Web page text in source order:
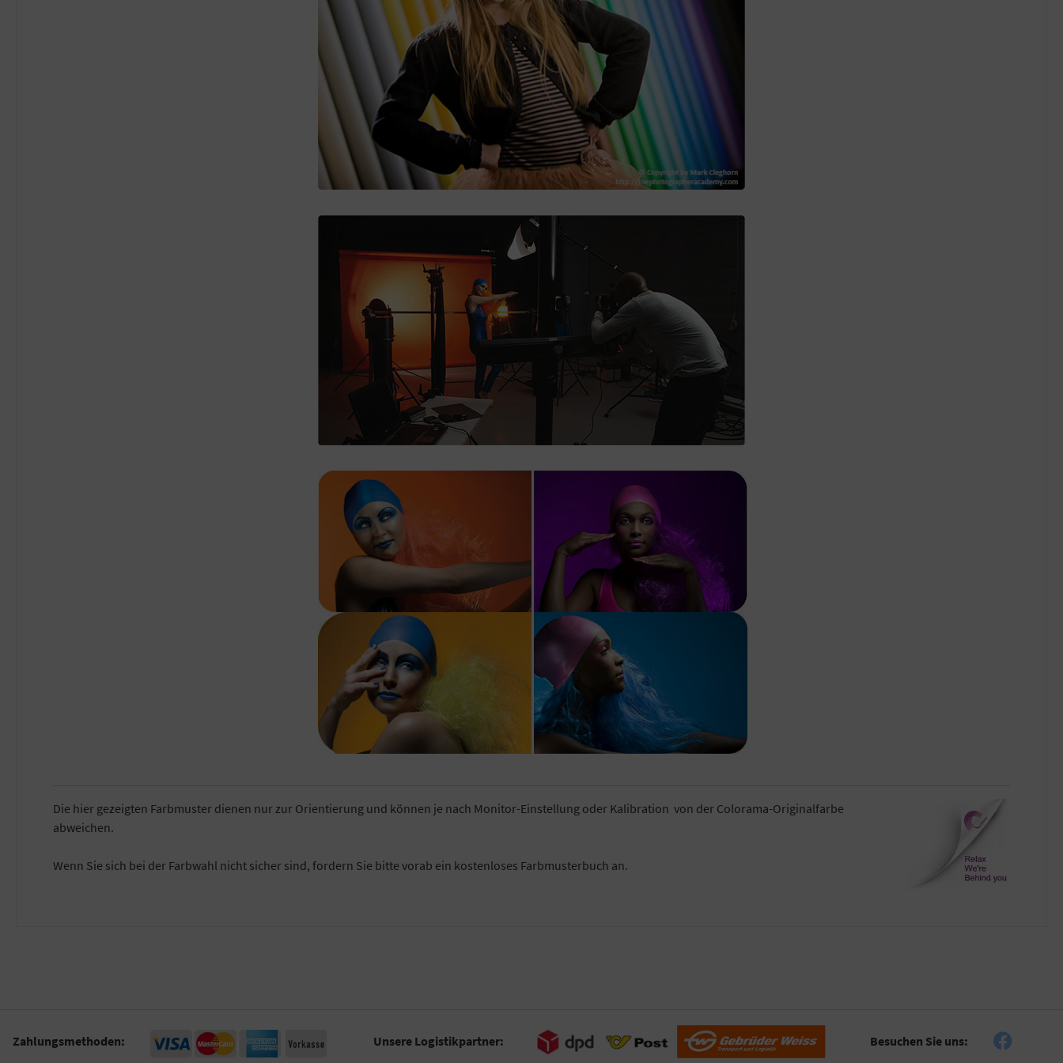
Die hier gezeigten Farbmuster dienen nur zur Orientierung und können je nach Monitor-Einstellung oder Kalibration von der Colorama-Originalfarbe
abweichen.
Wenn Sie sich bei der Farbwahl nicht sicher sind, fordern Sie bitte vorab ein kostenloses Farbmusterbuch an.
Zahlungsmethoden: Unsere Logistikpartner: Besuchen Sie uns: